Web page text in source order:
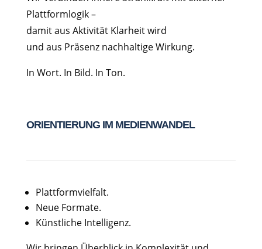
Plattformlogik –
damit aus Aktivität Klarheit wird
und aus Präsenz nachhaltige Wirkung.
In Wort. In Bild. In Ton.
ORIENTIERUNG IM MEDIENWANDEL
Plattformvielfalt.
Neue Formate.
Künstliche Intelligenz.